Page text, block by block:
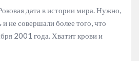
дата в истории мира. Нужно,
не совершали более того, что
2001 года. Хватит крови и